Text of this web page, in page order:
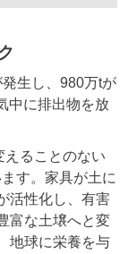
生し、980万tが
中に排出物を放
ることのない
す。家具が土に
活性化し、有害
富な土壌へと変
地球に栄養を与